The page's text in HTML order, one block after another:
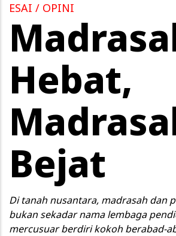
ESAI / OPINI
Hebat,
Bejat
Di tanah nusantara, madrasah dan
bukan sekadar nama lembaga
mercusuar berdiri kokoh berabad-